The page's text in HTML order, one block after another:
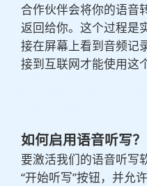
合作伙伴会将你的语音
返回给你。这个过程是
接在屏幕上看到音频记
接到互联网才能使用这
如何启用语音听写？
要激活我们的语音听写
“开始听写”按钮，并允